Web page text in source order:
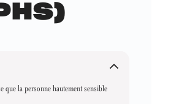
que la personne hautement sensible